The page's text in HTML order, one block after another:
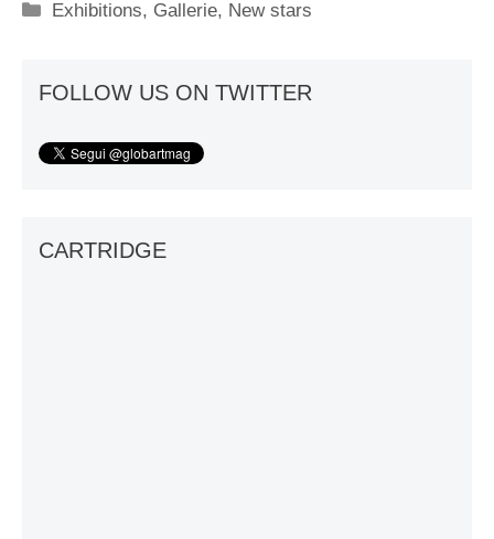
Categorie
Exhibitions, Gallerie, New stars
FOLLOW US ON TWITTER
CARTRIDGE